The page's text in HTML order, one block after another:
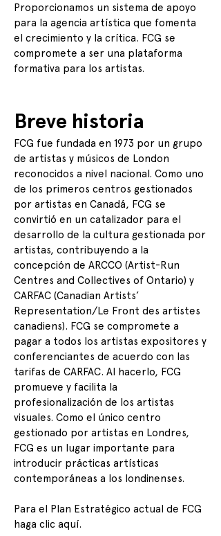
Proporcionamos un sistema de apoyo
para la agencia artística que fomenta
el crecimiento y la crítica. FCG se
compromete a ser una plataforma
formativa para los artistas.
Breve historia
FCG fue fundada en 1973 por un grupo
de artistas y músicos de London
reconocidos a nivel nacional. Como uno
de los primeros centros gestionados
por artistas en Canadá, FCG se
convirtió en un catalizador para el
desarrollo de la cultura gestionada por
artistas, contribuyendo a la
concepción de ARCCO (Artist-Run
Centres and Collectives of Ontario) y
CARFAC (Canadian Artists’
Representation/Le Front des artistes
canadiens). FCG se compromete a
pagar a todos los artistas expositores y
conferenciantes de acuerdo con las
tarifas de CARFAC. Al hacerlo, FCG
promueve y facilita la
profesionalización de los artistas
visuales. Como el único centro
gestionado por artistas en Londres,
FCG es un lugar importante para
introducir prácticas artísticas
contemporáneas a los londinenses.
Para el Plan Estratégico actual de FCG
haga clic aquí.